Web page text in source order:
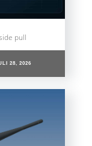
pull
28, 2026